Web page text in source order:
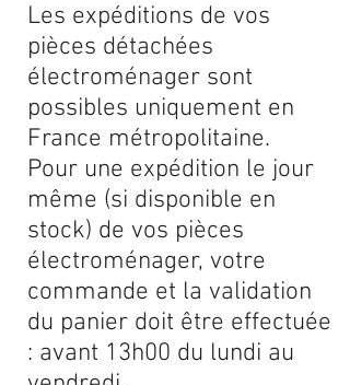
Les expéditions de vos
pièces détachées
électroménager sont
possibles uniquement en
France métropolitaine.
Pour une expédition le jour
même (si disponible en
stock) de vos pièces
électroménager, votre
commande et la validation
du panier doit être effectuée
: avant 13h00 du lundi au